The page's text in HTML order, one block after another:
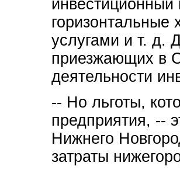
инвестиционный
горизонтальные
услугами и т. д.
приезжающих в
деятельности
-- Но льготы,
предприятия, --
Нижнего
затраты